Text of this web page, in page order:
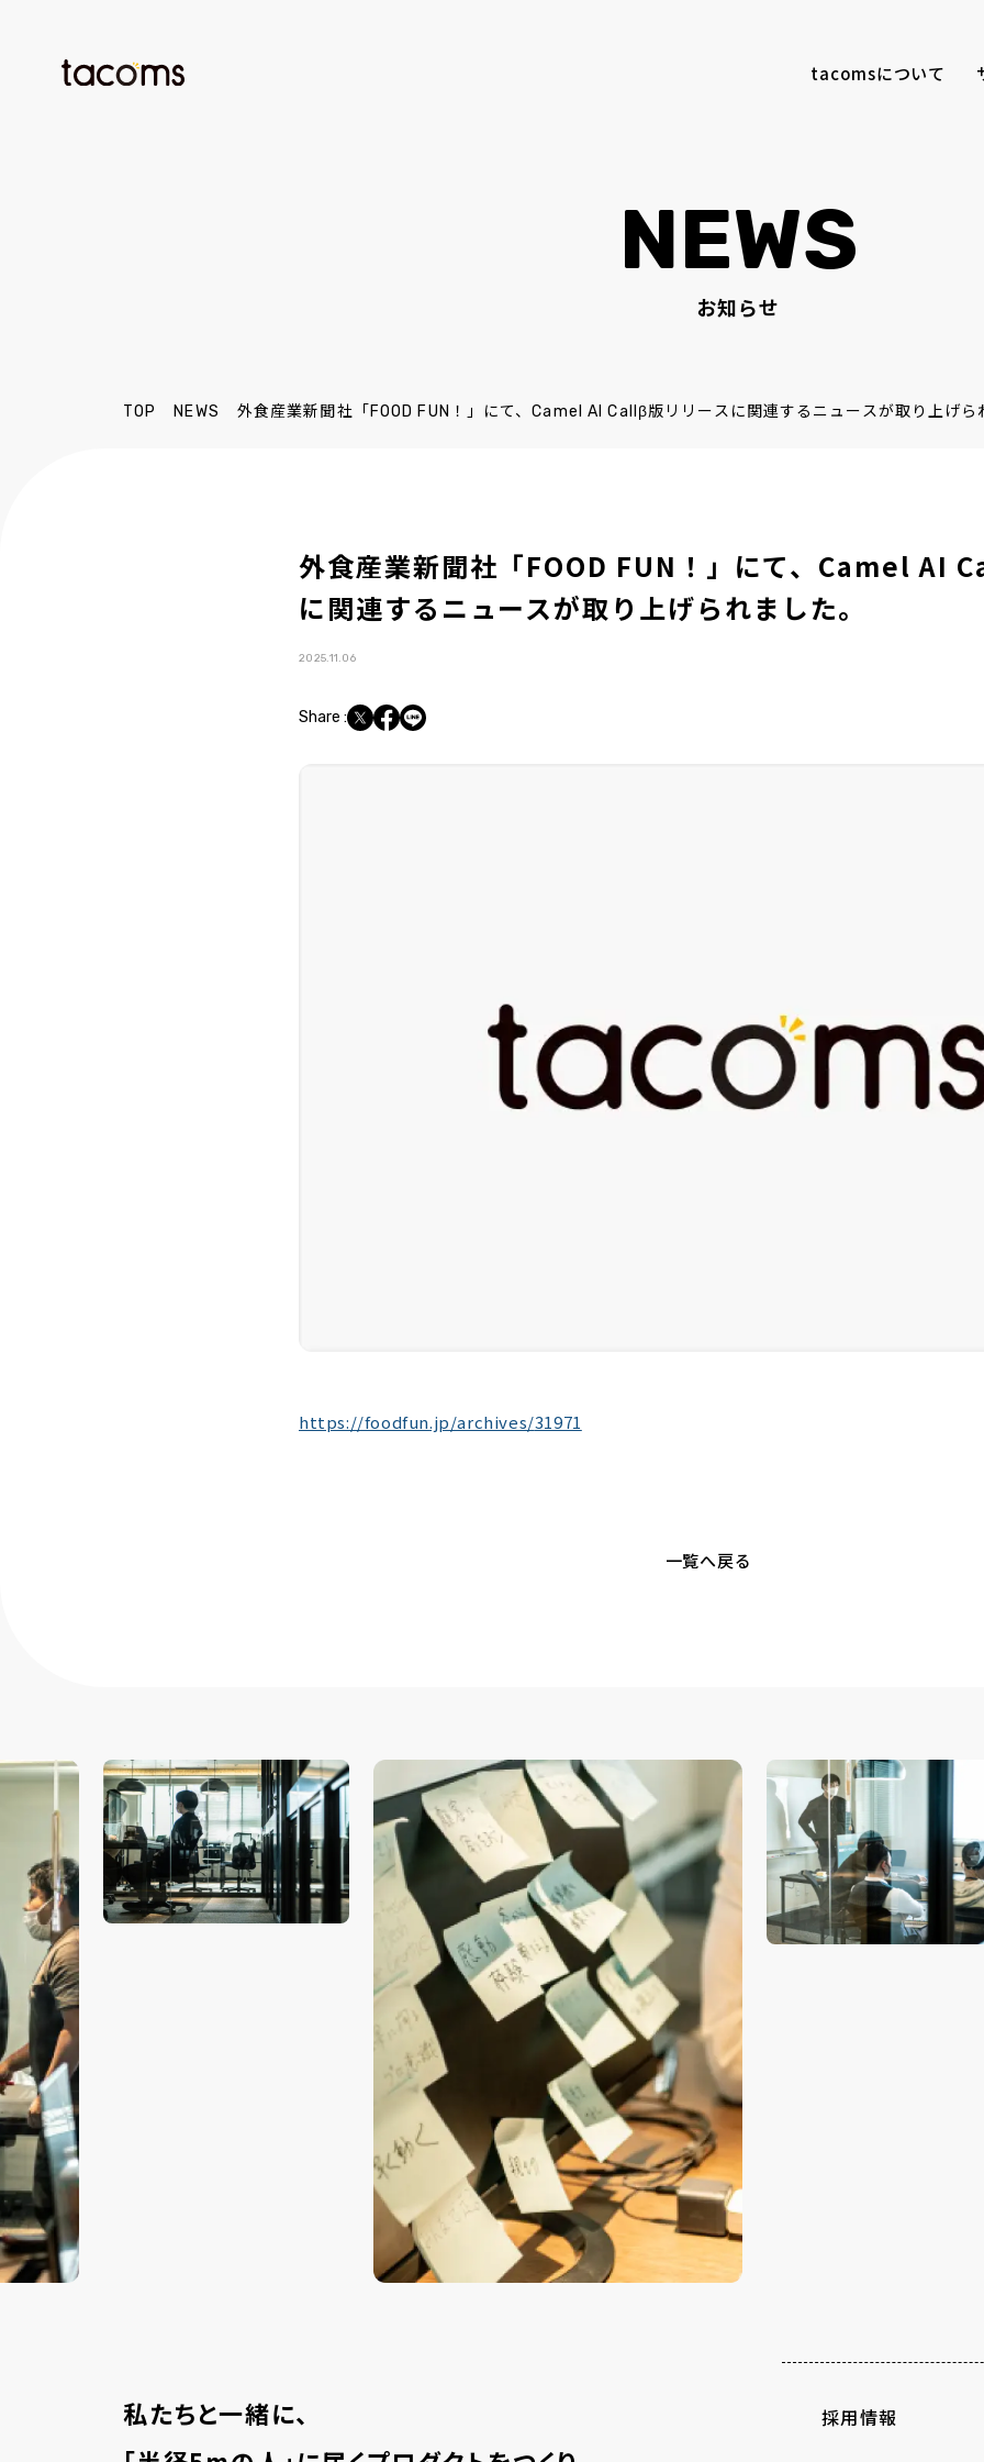
tacomsについて
NEWS
お知らせ
TOP NEWS 外食産業新聞社「FOOD FUN！」にて、Camel AI Callβ版リリースに関連するニュースが取り上げら
外食産業新聞社「FOOD FUN！」にて、Camel AI
に関連するニュースが取り上げられました。
2025.11.06
Share :
https://foodfun.jp/archives/31971
一覧へ戻る
私たちと一緒に、
採用情報